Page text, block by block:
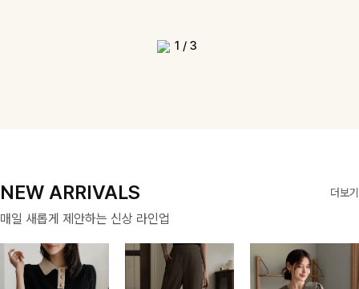
1 / 3
NEW ARRIVALS 더보기
매일 새롭게 제안하는 신상 라인업